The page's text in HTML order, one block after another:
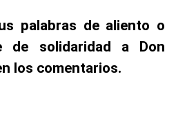
palabras de aliento o
de solidaridad a Don
los comentarios.